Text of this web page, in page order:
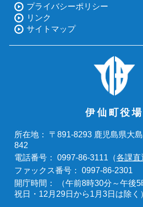
プライバシーポリシー
リンク
サイトマップ
伊仙町役場
所在地：
〒891-8293 鹿児島県大
842
電話番号：
0997-86-3111（各課直
ファックス番号：
0997-86-2301
開庁時間：
（午前8時30分～午後
祝日・12月29日から1月3日は除く